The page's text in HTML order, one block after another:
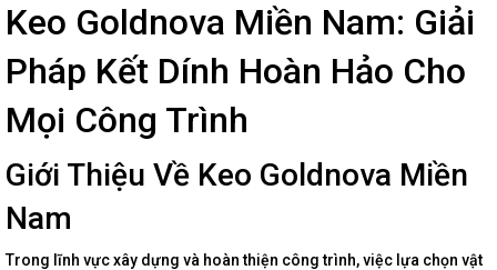
Keo Goldnova Miền Nam: Giải
Pháp Kết Dính Hoàn Hảo Cho
Mọi Công Trình
Giới Thiệu Về Keo Goldnova Miền
Nam
Trong lĩnh vực xây dựng và hoàn thiện công trình, việc lựa chọn vật